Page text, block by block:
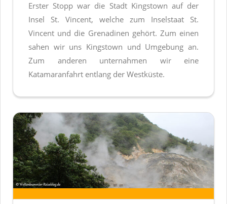
Erster Stopp war die Stadt Kingstown auf der
Insel St. Vincent, welche zum Inselstaat St.
Vincent und die Grenadinen gehört. Zum einen
sahen wir uns Kingstown und Umgebung an.
Zum anderen unternahmen wir eine
Katamaranfahrt entlang der Westküste.